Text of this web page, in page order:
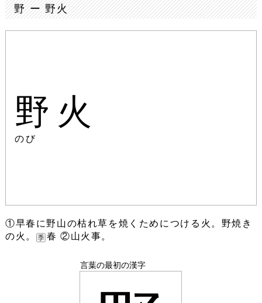
野 ー 野火
野火
のび
①早春に野山の枯れ草を焼くためにつける火。野焼き
の火。
春 ②山火事。
言葉の最初の漢字